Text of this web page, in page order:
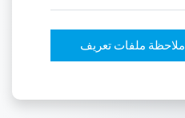
ملاحظة ملفات تعريف